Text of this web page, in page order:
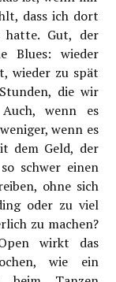
dass ich dort
hatte. Gut, der
Blues: wieder
wieder zu spät
die wir
wenn es
wenn es
dem Geld, der
schwer einen
ohne sich
oder zu viel
zu machen?
wirkt das
wie ein